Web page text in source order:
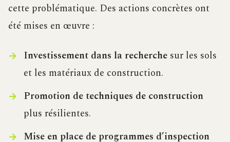
cette problématique. Des actions concrètes ont
été mises en œuvre :
Investissement dans la recherchesur les sols
et les matériaux de construction.
Promotion de techniques de construction
plus résilientes.
Mise en place de programmes d’inspection